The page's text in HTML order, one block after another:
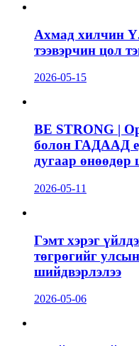
Ахмад хилчин
тээвэрчин цол
2026-05-15
BE STRONG |
болон ГАДААД
дугаар өнөөдөр
2026-05-11
Гэмт хэрэг
төгрөгийг
шийдвэрлэлээ
2026-05-06